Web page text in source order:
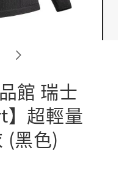
館 瑞士
】超輕量
(黑色)